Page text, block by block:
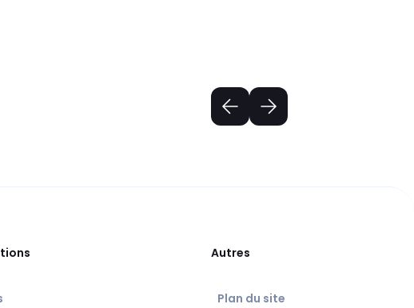
Autres
Plan du site